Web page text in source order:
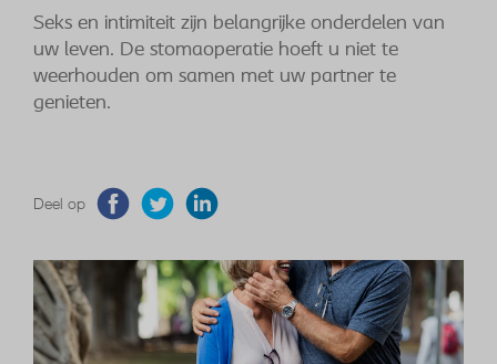
Seks en intimiteit zijn belangrijke onderdelen van
uw leven. De stomaoperatie hoeft u niet te
weerhouden om samen met uw partner te
genieten.
Deel op